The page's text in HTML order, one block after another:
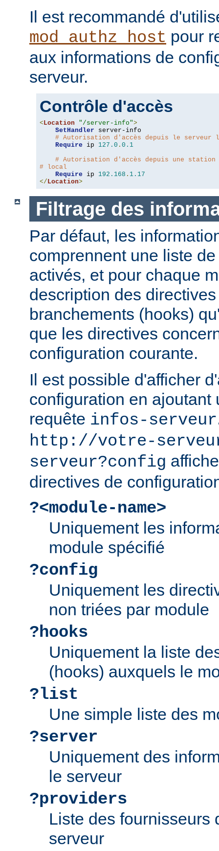
Il est recommandé
mod_authz_host pour
aux informations de
serveur.
Contrôle d'accès
< Location "/server-info">
SetHandler server-info
# Autorisation d'accès depuis le serveur
Require ip 127.0 . 0.1
# Autorisation d'accès depuis une
# local
Require ip 192.168 . 1.17
</ Location>
Filtrage des
Par défaut, les
comprennent une liste
activés, et pour chaque
description des
branchements (hooks)
que les directives
configuration courante.
Il est possible d'afficher
configuration en ajoutant
requête infos-serveur
http://votre-
serveur?config
directives de
?<module-name>
Uniquement les
module spécifié
?config
Uniquement les
non triées par module
?hooks
Uniquement la liste
(hooks) auxquels le
?list
Une simple liste des
?server
Uniquement des
le serveur
?providers
Liste des fournisseurs
serveur